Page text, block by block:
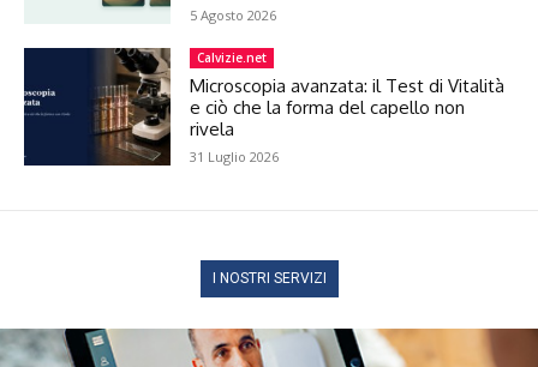
5 Agosto 2026
Calvizie.net
Microscopia avanzata: il Test di Vitalità
e ciò che la forma del capello non
rivela
31 Luglio 2026
I NOSTRI SERVIZI